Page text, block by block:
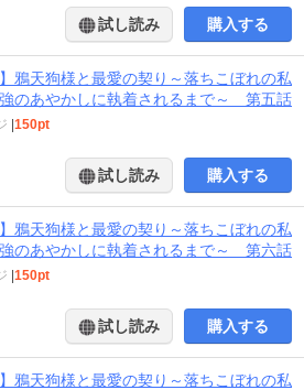
試し読み 購入する
】鴉天狗様と最愛の契り～落ちこぼれの私
のあやかしに執着されるまで～ 第五話
|150pt
試し読み 購入する
】鴉天狗様と最愛の契り～落ちこぼれの私
のあやかしに執着されるまで～ 第六話
|150pt
試し読み 購入する
】鴉天狗様と最愛の契り～落ちこぼれの私